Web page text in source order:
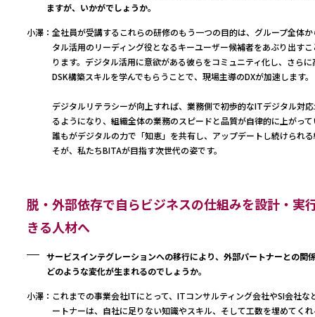
ますが、いかがでしょうか。
小澤： 全社員が受講するこれらの研修のもう一つの目的は、グループ全体
タル活用のリーディング役となるキーユーザー候補者をあぶり出す
ります。デジタル活用に意欲がある彼らをコミュニティ化し、さらに
DSK構築スキルを学んでもらうことで、現場主導のDXが加速します。
デジタルリテラシーが向上すれば、業務側で初歩的なITデジタル対
るようになり、組織全体の業務のスピードと品質が自律的に上がっ
誰もがデジタルの力で「知恵」を共有し、アップデートし続けられ
そが、私たちBITAが目指す次世代の姿です。
脱・外部依存で自らビジネスの仕組みを設計・実
きる人材へ
サービスインテグレーションへの移行により、外部パートナーとの関
どのような変化が生まれるのでしょうか。
小澤： これまでの事業会社ITにとって、ITコンサルティング会社やSI会社な
ートナーは、自社に足りない知識やスキル、そして工数を埋めてく